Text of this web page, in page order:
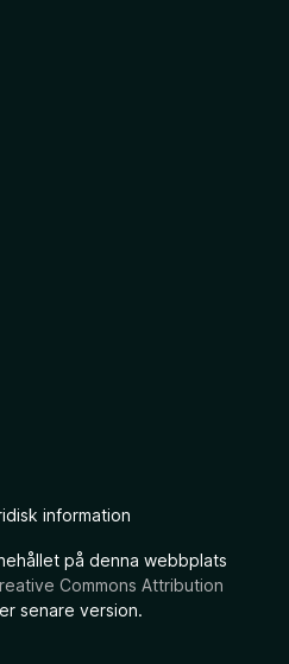
information
på denna webbplats
Commons Attribution
senare version.